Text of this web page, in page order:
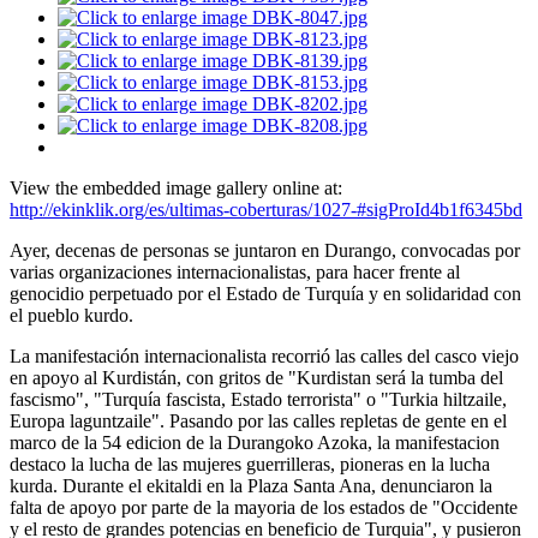
View the embedded image gallery online at:
http://ekinklik.org/es/ultimas-coberturas/1027-#sigProId4b1f6345bd
Ayer, decenas de personas se juntaron en Durango, convocadas por
varias organizaciones internacionalistas, para hacer frente al
genocidio perpetuado por el Estado de Turquía y en solidaridad con
el pueblo kurdo.
La manifestación internacionalista recorrió las calles del casco viejo
en apoyo al Kurdistán, con gritos de "Kurdistan será la tumba del
fascismo", "Turquía fascista, Estado terrorista" o "Turkia hiltzaile,
Europa laguntzaile". Pasando por las calles repletas de gente en el
marco de la 54 edicion de la Durangoko Azoka, la manifestacion
destaco la lucha de las mujeres guerrilleras, pioneras en la lucha
kurda. Durante el ekitaldi en la Plaza Santa Ana, denunciaron la
falta de apoyo por parte de la mayoria de los estados de "Occidente
y el resto de grandes potencias en beneficio de Turquia", y pusieron